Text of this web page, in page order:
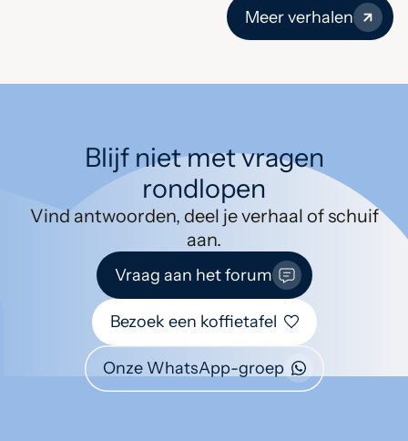
Meer verhalen
Blijf niet met vragen
rondlopen
Vind antwoorden, deel je verhaal of schuif
aan.
Vraag aan het forum
Bezoek een koffietafel
Onze WhatsApp-groep